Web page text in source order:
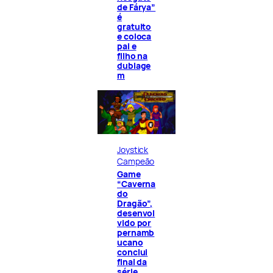
de Fárya”
é
gratuito
e coloca
pai e
filho na
dublage
m
Joystick
Campeão
Game
“Caverna
do
Dragão”,
desenvol
vido por
pernamb
ucano
conclui
final da